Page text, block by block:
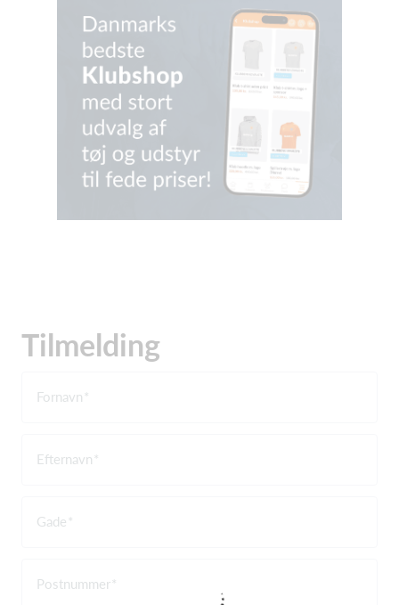
Tilmelding
Fornavn
Efternavn
Gade
Postnummer